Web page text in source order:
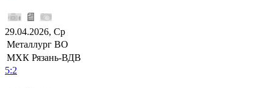
29.04.2026, Ср
Металлург ВО
МХК Рязань-ВДВ
5:2